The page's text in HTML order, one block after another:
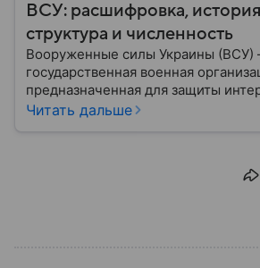
ВСУ: расшифровка,
структура и численность
Вооруженные силы Украины
государственная военная
предназначенная для защиты
военным путем. Была создана после
Читать дальше